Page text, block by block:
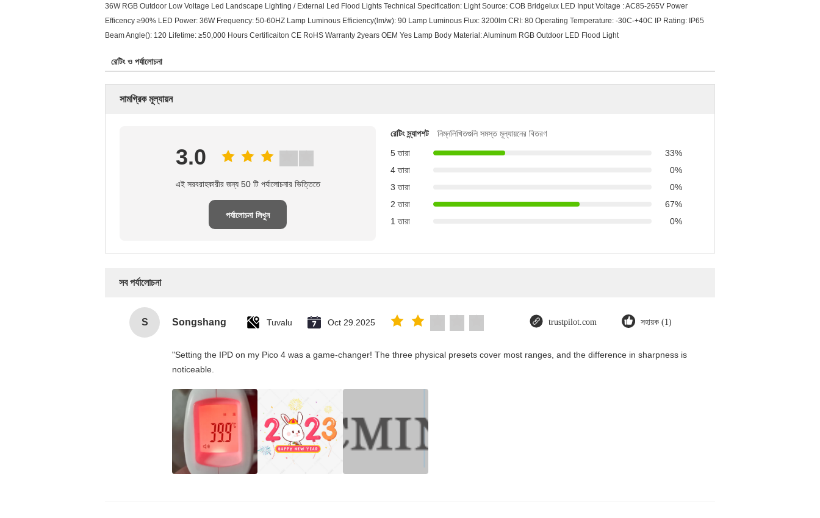
36W RGB Outdoor Low Voltage Led Landscape Lighting / External Led Flood Lights Technical Specification: Light Source: COB Bridgelux LED Input Voltage : AC85-265V Power
Efficency ≥90% LED Power: 36W Frequency: 50-60HZ Lamp Luminous Efficiency(lm/w): 90 Lamp Luminous Flux: 3200lm CRI: 80 Operating Temperature: -30C-+40C IP Rating: IP65
Beam Angle(): 120 Lifetime: ≥50,000 Hours Certificaiton CE RoHS Warranty 2years OEM Yes Lamp Body Material: Aluminum RGB Outdoor LED Flood Light
রেটিং ও পর্যালোচনা
সামগ্রিক মূল্যায়ন
3.0
এই সরবরাহকারীর জন্য 50 টি পর্যালোচনার ভিত্তিতে
পর্যালোচনা লিখুন
রেটিং স্ন্যাপশট
নিম্নলিখিতগুলি সমস্ত মূল্যায়নের বিতরণ
5 তারা
33%
4 তারা
0%
3 তারা
0%
2 তারা
67%
1 তারা
0%
সব পর্যালোচনা
S Songshang Tuvalu Oct 29.2025 trustpilot.com সহায়ক (1)
"Setting the IPD on my Pico 4 was a game-changer! The three physical presets cover most ranges, and the difference in sharpness is
noticeable.